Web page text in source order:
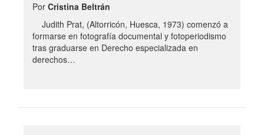
Por Cristina Beltrán
Judith Prat, (Altorricón, Huesca, 1973) comenzó a
formarse en fotografía documental y fotoperiodismo
tras graduarse en Derecho especializada en
derechos…